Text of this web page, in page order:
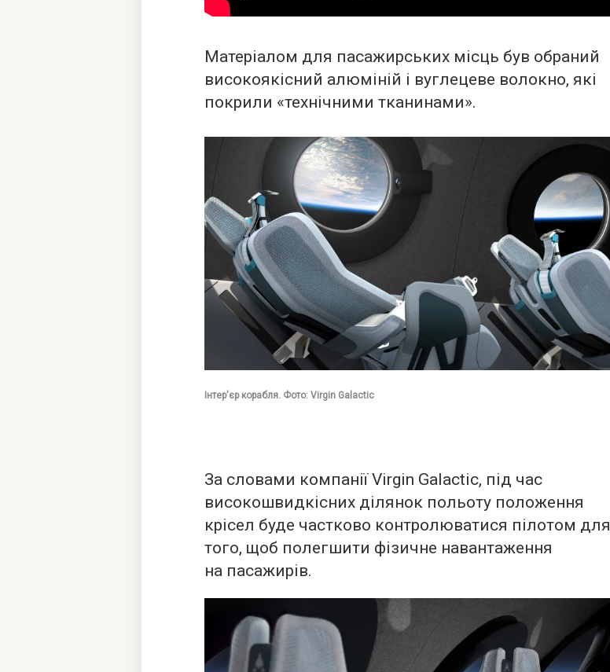
Матеріалом для пасажирських місць був обраний
високоякісний алюміній і вуглецеве волокно, які
покрили «технічними тканинами».
Інтер'єр корабля. Фото: Virgin Galactic
За словами компанії Virgin Galactic, під час
високошвидкісних ділянок польоту положення
крісел буде частково контролюватися пілотом для
того, щоб полегшити фізичне навантаження
на пасажирів.